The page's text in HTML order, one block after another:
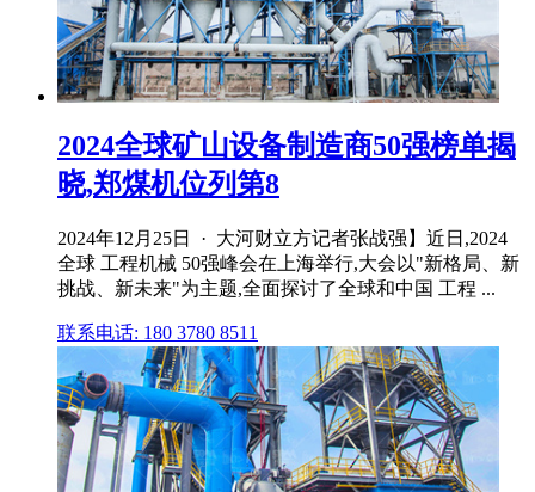
2024全球矿山设备制造商50强榜单揭
晓,郑煤机位列第8
2024年12月25日 · 大河财立方记者张战强】近日,2024
全球 工程机械 50强峰会在上海举行,大会以"新格局、新
挑战、新未来"为主题,全面探讨了全球和中国 工程 ...
联系电话: 180 3780 8511